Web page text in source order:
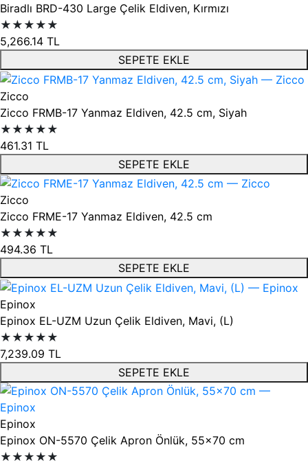
Biradlı BRD-430 Large Çelik Eldiven, Kırmızı
★★★★★
5,266.14 TL
SEPETE EKLE
Zicco
Zicco FRMB-17 Yanmaz Eldiven, 42.5 cm, Siyah
★★★★★
461.31 TL
SEPETE EKLE
Zicco
Zicco FRME-17 Yanmaz Eldiven, 42.5 cm
★★★★★
494.36 TL
SEPETE EKLE
Epinox
Epinox EL-UZM Uzun Çelik Eldiven, Mavi, (L)
★★★★★
7,239.09 TL
SEPETE EKLE
Epinox
Epinox ON-5570 Çelik Apron Önlük, 55x70 cm
★★★★★